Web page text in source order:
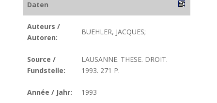
Daten
Auteurs /
Autoren:
BUEHLER, JACQUES;
Source /
Fundstelle:
LAUSANNE. THESE. DROIT.
1993. 271 P.
Année / Jahr: 1993